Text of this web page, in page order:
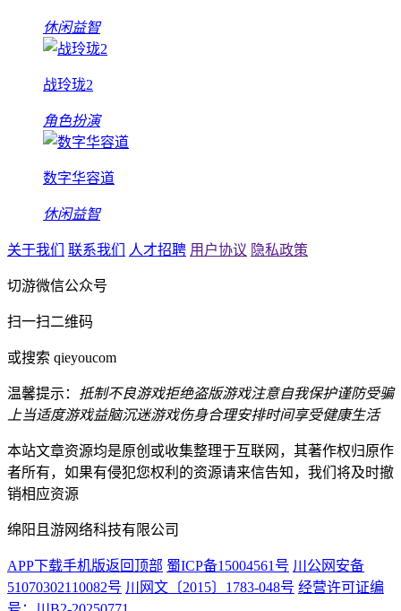
休闲益智
战玲珑2
角色扮演
数字华容道
休闲益智
关于我们 联系我们 人才招聘 用户协议 隐私政策
切游微信公众号
扫一扫二维码
或搜索 qieyoucom
温馨提示： 抵制不良游戏拒绝盗版游戏注意自我保护谨防受骗
上当适度游戏益脑沉迷游戏伤身合理安排时间享受健康生活
本站文章资源均是原创或收集整理于互联网，其著作权归原作
者所有，如果有侵犯您权利的资源请来信告知，我们将及时撤
销相应资源
绵阳且游网络科技有限公司
APP下载手机版返回顶部 蜀ICP备15004561号 川公网安备
51070302110082号 川网文〔2015〕1783-048号 经营许可证编